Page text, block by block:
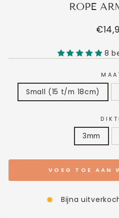
ROPE
8
Small (15 t/m 18cm)
3mm
VOEG TOE AAN
Bijna